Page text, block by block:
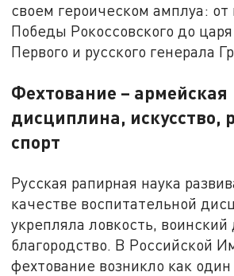
своем героическом амплуа:
Победы Рокоссовского до
Первого и русского генерала
Фехтование – армейская
дисциплина, искусство,
спорт
Русская рапирная наука
качестве воспитательной
укрепляла ловкость, воинский
благородство. В Российской
фехтование возникло как